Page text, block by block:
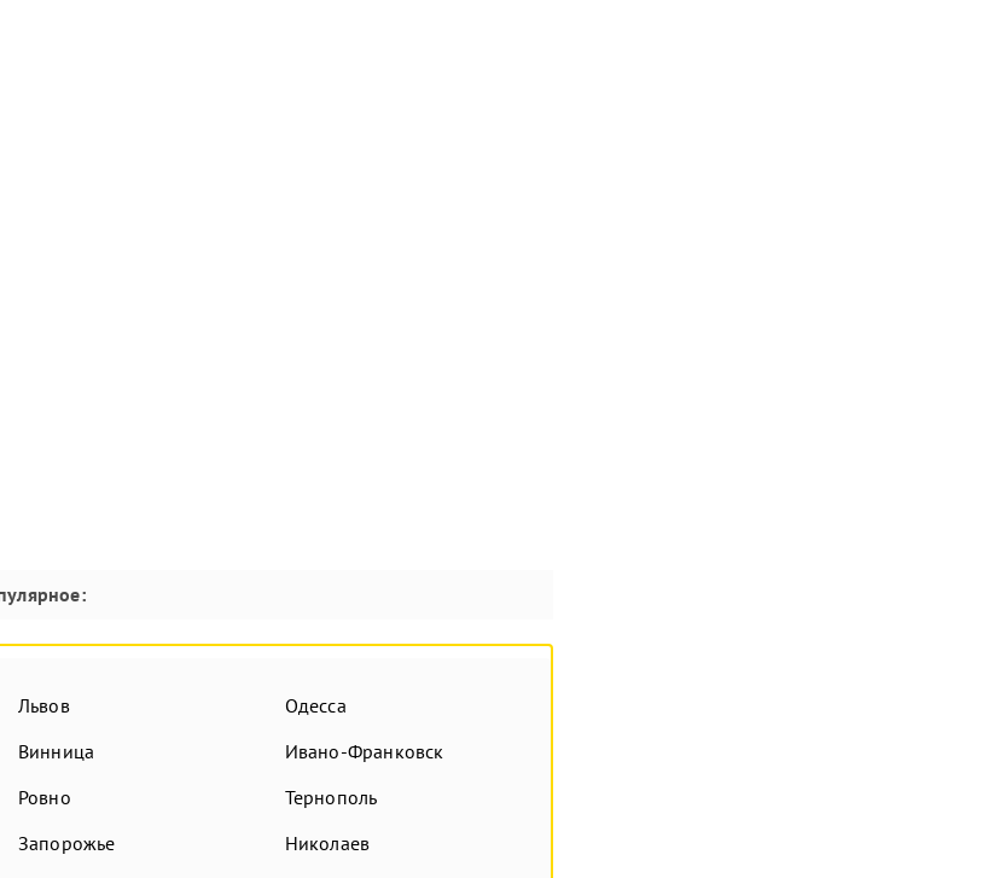
Львов
Одесса
Винница
Ивано-Франковск
Ровно
Тернополь
Запорожье
Николаев